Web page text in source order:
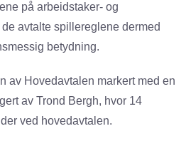
på arbeidstaker- og
avtalte spillereglene dermed
betydning.
av Hovedavtalen markert med en
av Trond Bergh, hvor 14
ved hovedavtalen.